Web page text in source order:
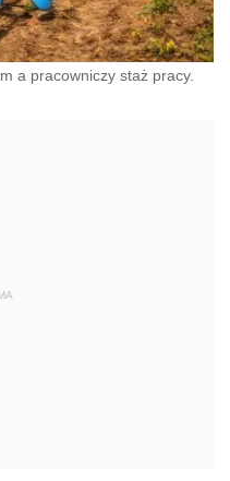
a pracowniczy staż pracy.